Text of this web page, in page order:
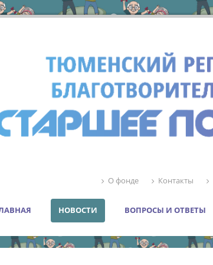
О фонде Контакты
НОВОСТИ ВОПРОСЫ И ОТВЕТЫ